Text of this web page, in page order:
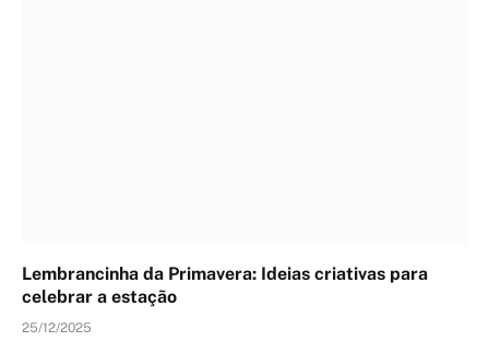
Lembrancinha da Primavera: Ideias criativas para
celebrar a estação
25/12/2025